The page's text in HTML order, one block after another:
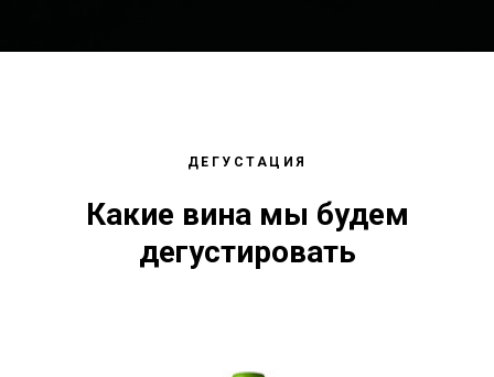
ДЕГУСТАЦИЯ
Какие вина мы будем
дегустировать